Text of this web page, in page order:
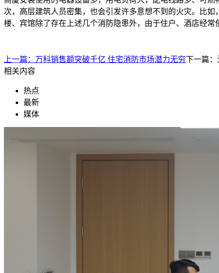
次，高层建筑人员密集，也会引发许多意想不到的火灾。比
楼、宾馆除了存在上述几个消防隐患外，由于住户、酒店经
上一篇： 万科销售额突破千亿 住宅消防市场潜力无穷下一篇：
相关内容
热点
最新
媒体